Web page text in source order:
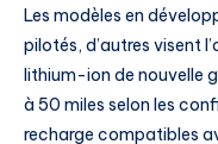
Les modèles en
pilotés, d’autres visent
lithium-ion de nouvelle
à 50 miles selon les
recharge compatibles